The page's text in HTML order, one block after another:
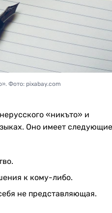
Фото: pixabay.com
«никъто» и
Оно имеет следующие
к кому-либо.
не представляющая.